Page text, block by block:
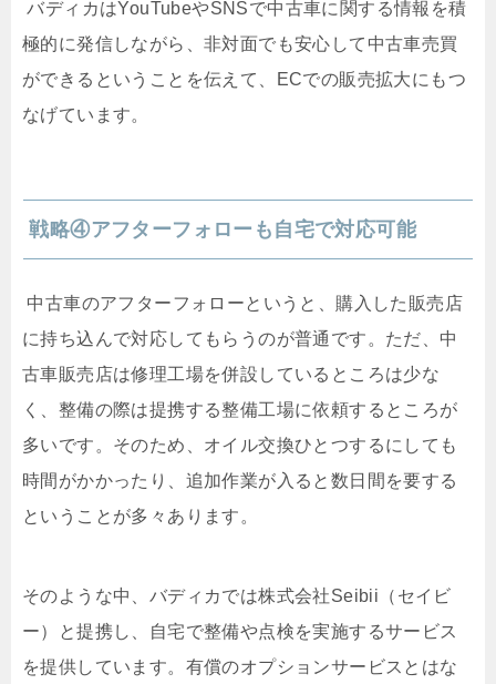
バディカはYouTubeやSNSで中古車に関する情報を積
極的に発信しながら、非対面でも安心して中古車売買
ができるということを伝えて、
ECでの販売拡大にもつ
なげています。
戦略④アフターフォローも自宅で対応可能
中古車のアフターフォローというと、購入した販売店
に持ち込んで対応してもらうのが普通です。ただ、中
古車販売店は修理工場を併設しているところは少な
く、整備の際は提携する整備工場に依頼するところが
多いです。そのため、オイル交換ひとつするにしても
時間がかかったり、追加作業が入ると数日間を要する
ということが多々あります。
そのような中、バディカでは株式会社Seibii （セイビ
ー）と提携し、自宅で整備や点検を実施するサービス
を提供しています。有償のオプションサービスとはな